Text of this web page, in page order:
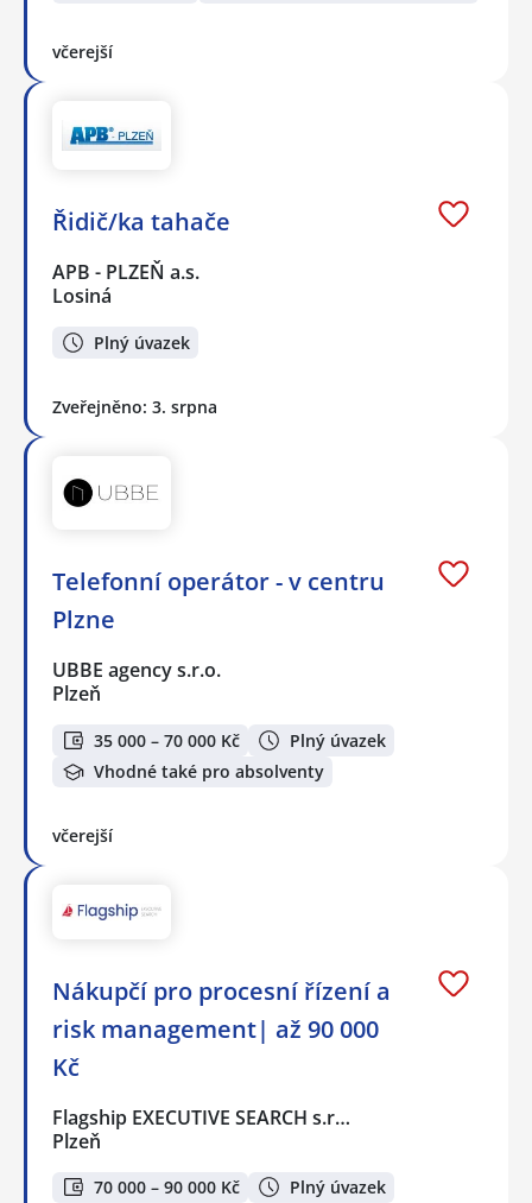
včerejší
Řidič/ka tahače
APB - PLZEŇ a.s.
Losiná
Plný úvazek
Zveřejněno: 3. srpna
Telefonní operátor - v centru
Plzne
UBBE agency s.r.o.
Plzeň
35 000 – 70 000 Kč
Plný úvazek
Vhodné také pro absolventy
včerejší
Nákupčí pro procesní řízení a
risk management| až 90 000
Kč
Flagship EXECUTIVE SEARCH s.r…
Plzeň
70 000 – 90 000 Kč Plný úvazek